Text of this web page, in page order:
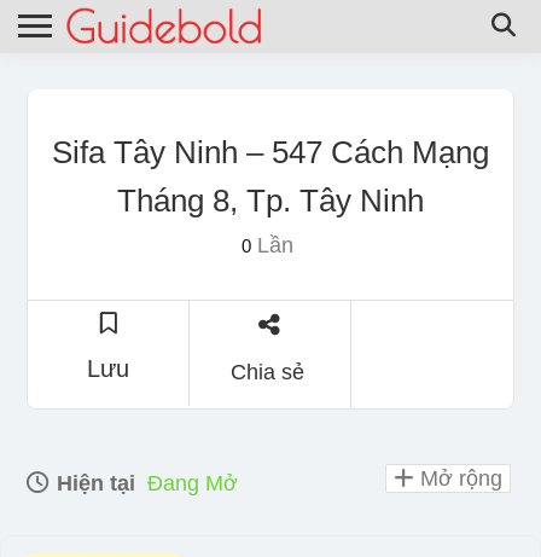
Sifa Tây Ninh – 547 Cách Mạng
Tháng 8, Tp. Tây Ninh
0Lần
Lưu Chia sẻ
Hiện tại Đang Mở Mở rộng